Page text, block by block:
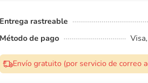
Entrega rastreable
Método de pago
Envío gratuito (por servicio de correo